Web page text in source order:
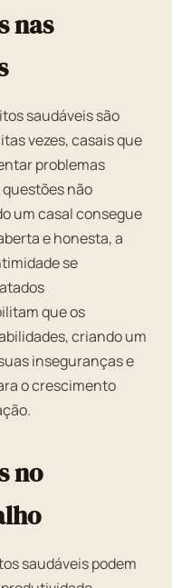
nas
saudáveis são
vezes, casais que
problemas
não
um casal consegue
e honesta, a
se
que os
criando um
inseguranças e
o crescimento
no
saudáveis podem